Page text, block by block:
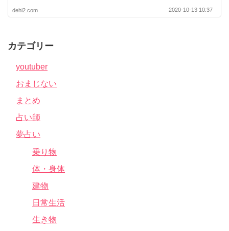
dehi2.com 2020-10-13 10:37
カテゴリー
youtuber
おまじない
まとめ
占い師
夢占い
乗り物
体・身体
建物
日常生活
生き物